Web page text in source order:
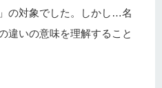
の対象でした。しかし…名
違いの意味を理解すること